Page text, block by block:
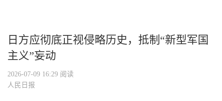
日方应彻底正视侵略历史，抵制“新型军国
主义”妄动
2026-07-09 16:29 阅读
人民日报